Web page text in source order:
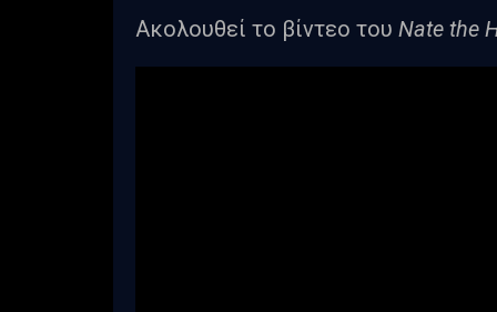
Ακολουθεί το βίντεο του Nate the